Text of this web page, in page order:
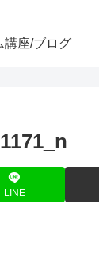
講座/ブログ
LINE